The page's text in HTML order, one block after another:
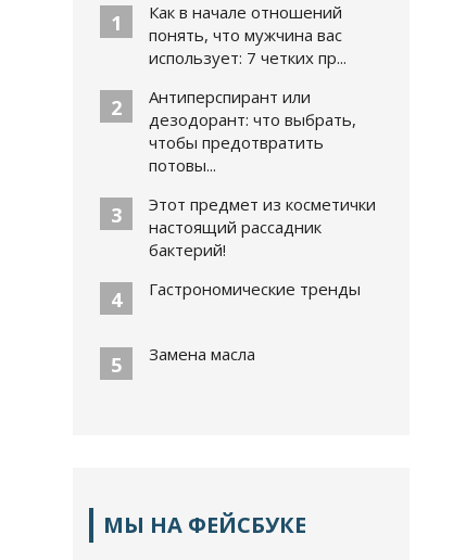
1
Как в начале отношений
понять, что мужчина вас
использует: 7 четких пр...
2
Антиперспирант или
дезодорант: что выбрать,
чтобы предотвратить
потовы...
3
Этот предмет из косметички
настоящий рассадник
бактерий!
4 Гастрономические тренды
5 Замена масла
МЫ НА ФЕЙСБУКЕ